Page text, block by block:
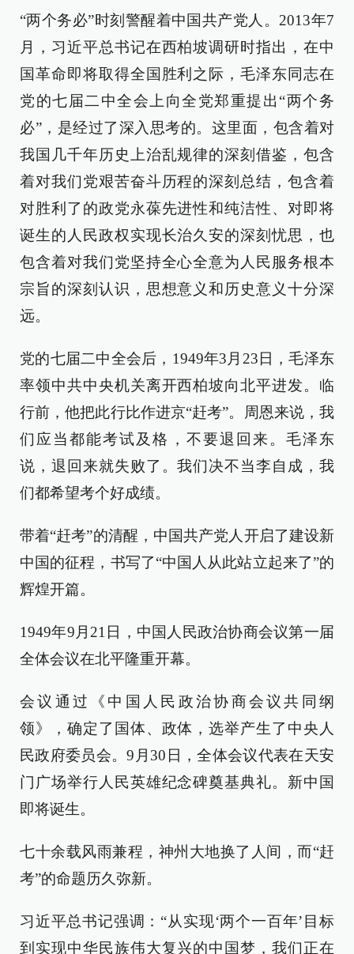
“两个务必”时刻警醒着中国共产党人。2013年7
月，习近平总书记在西柏坡调研时指出，在中
国革命即将取得全国胜利之际，毛泽东同志在
党的七届二中全会上向全党郑重提出“两个务
必”，是经过了深入思考的。这里面，包含着对
我国几千年历史上治乱规律的深刻借鉴，包含
着对我们党艰苦奋斗历程的深刻总结，包含着
对胜利了的政党永葆先进性和纯洁性、对即将
诞生的人民政权实现长治久安的深刻忧思，也
包含着对我们党坚持全心全意为人民服务根本
宗旨的深刻认识，思想意义和历史意义十分深
远。
党的七届二中全会后，1949年3月23日，毛泽东
率领中共中央机关离开西柏坡向北平进发。临
行前，他把此行比作进京“赶考”。周恩来说，我
们应当都能考试及格，不要退回来。毛泽东
说，退回来就失败了。我们决不当李自成，我
们都希望考个好成绩。
带着“赶考”的清醒，中国共产党人开启了建设新
中国的征程，书写了“中国人从此站立起来了”的
辉煌开篇。
1949年9月21日，中国人民政治协商会议第一届
全体会议在北平隆重开幕。
会议通过《中国人民政治协商会议共同纲
领》，确定了国体、政体，选举产生了中央人
民政府委员会。9月30日，全体会议代表在天安
门广场举行人民英雄纪念碑奠基典礼。新中国
即将诞生。
七十余载风雨兼程，神州大地换了人间，而“赶
考”的命题历久弥新。
习近平总书记强调：“从实现‘两个一百年’目标
到实现中华民族伟大复兴的中国梦，我们正在